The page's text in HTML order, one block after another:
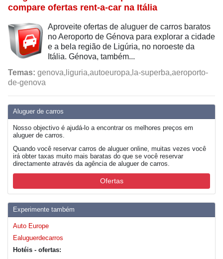
Aluguer de carros
Nosso objectivo é ajudá-lo a encontrar os melhores preços em
aluguer de carros.
Quando você reservar carros de aluguer online, muitas vezes você
irá obter taxas muito mais baratas do que se você reservar
directamente através da agência de aluguer de carros.
Ofertas
Experimente também
Auto Europe
Ealuguerdecarros
Hotéis - ofertas:
compare ofertas rent-a-car na Itália
Aproveite ofertas de aluguer de carros baratos
no Aeroporto de Génova para explorar a cidade
e a bela região de Ligúria, no noroeste da
Itália. Génova, também...
Temas: genova,liguria,autoeuropa,la-superba,aeroporto-
de-genova